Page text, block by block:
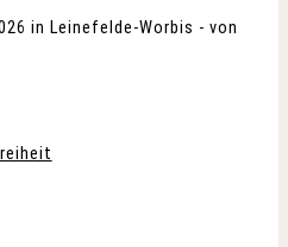
in Leinefelde-Worbis - von